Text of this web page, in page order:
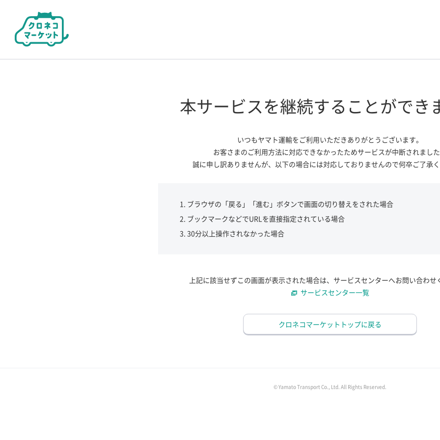
本サービスを継続する ことができ
いつもヤマト運輸をご利用いただきありがとうございます。
お客さまのご利用方法に対応できなかったためサービスが中断されました
誠に申し訳ありませんが、 以下の場合には対応しておりませんので何卒ご了承く
ブラウザの「戻る」「進む」ボタンで画面の切り替えをされた場合
ブックマークなどでURLを直接指定されている場合
30分以上操作されなかった場合
上記に該当せずこの画面が表示された場合は、サービスセンターへお問い合わせ
サービスセンター一覧
クロネコマーケットトップに戻る
© Yamato Transport Co., Ltd. All Rights Reserved.